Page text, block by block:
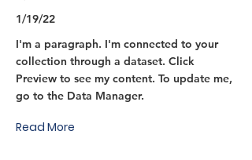
1/19/22
I'm a paragraph. I'm connected to your
collection through a dataset. Click
Preview to see my content. To update me,
go to the Data Manager.
Read More